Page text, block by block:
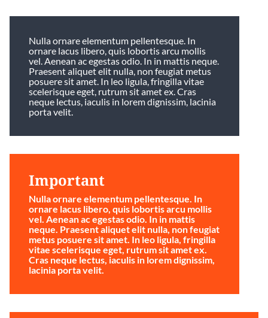
Nulla ornare elementum pellentesque. In
ornare lacus libero, quis lobortis arcu mollis
vel. Aenean ac egestas odio. In in mattis neque.
Praesent aliquet elit nulla, non feugiat metus
posuere sit amet. In leo ligula, fringilla vitae
scelerisque eget, rutrum sit amet ex. Cras
neque lectus, iaculis in lorem dignissim, lacinia
porta velit.
Important
Nulla ornare elementum pellentesque. In
ornare lacus libero, quis lobortis arcu mollis
vel. Aenean ac egestas odio. In in mattis
neque. Praesent aliquet elit nulla, non feugiat
metus posuere sit amet. In leo ligula, fringilla
vitae scelerisque eget, rutrum sit amet ex.
Cras neque lectus, iaculis in lorem dignissim,
lacinia porta velit.